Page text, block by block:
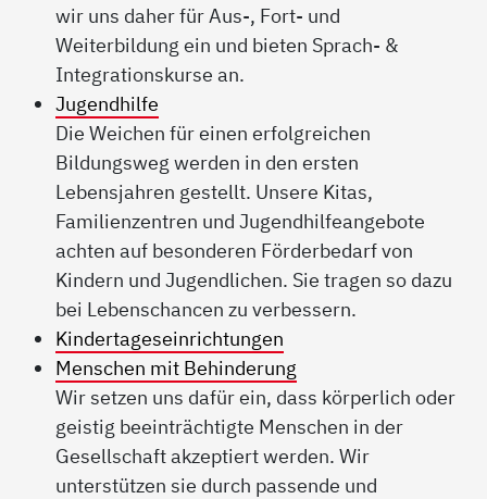
wir uns daher für Aus-, Fort- und
Weiterbildung ein und bieten Sprach- &
Integrationskurse an.
Jugendhilfe
Die Weichen für einen erfolgreichen
Bildungsweg werden in den ersten
Lebensjahren gestellt. Unsere Kitas,
Familienzentren und Jugendhilfeangebote
achten auf besonderen Förderbedarf von
Kindern und Jugendlichen. Sie tragen so dazu
bei Lebenschancen zu verbessern.
Kindertageseinrichtungen
Menschen mit Behinderung
Wir setzen uns dafür ein, dass körperlich oder
geistig beeinträchtigte Menschen in der
Gesellschaft akzeptiert werden. Wir
unterstützen sie durch passende und